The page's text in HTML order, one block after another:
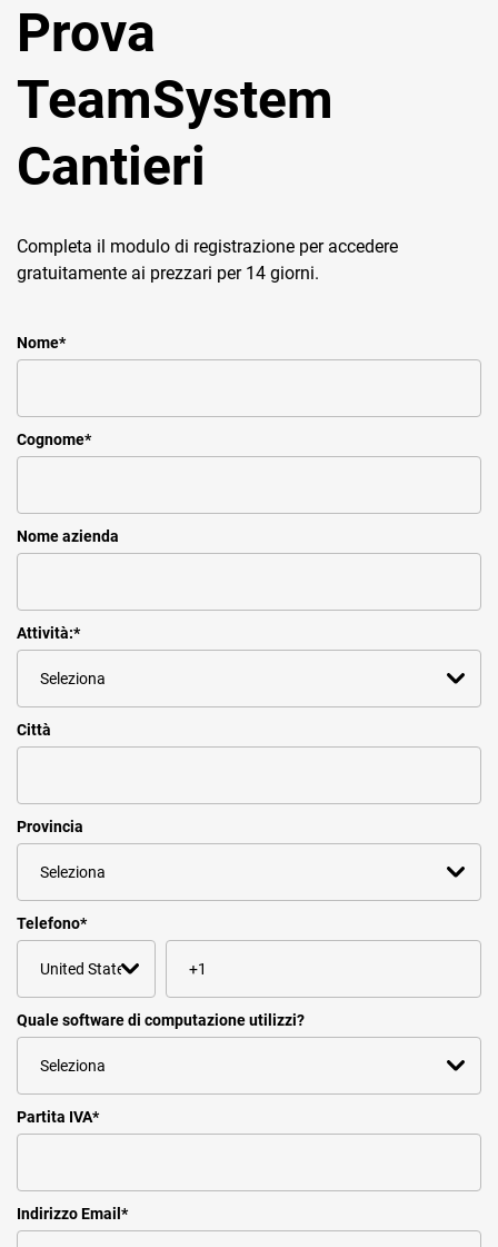
Prova
TeamSystem
Cantieri
Completa il modulo di registrazione per accedere
gratuitamente ai prezzari per 14 giorni.
Nome*
Cognome*
Nome azienda
Attività:*
Città
Provincia
Telefono*
Quale software di computazione utilizzi?
Partita IVA*
Indirizzo Email *